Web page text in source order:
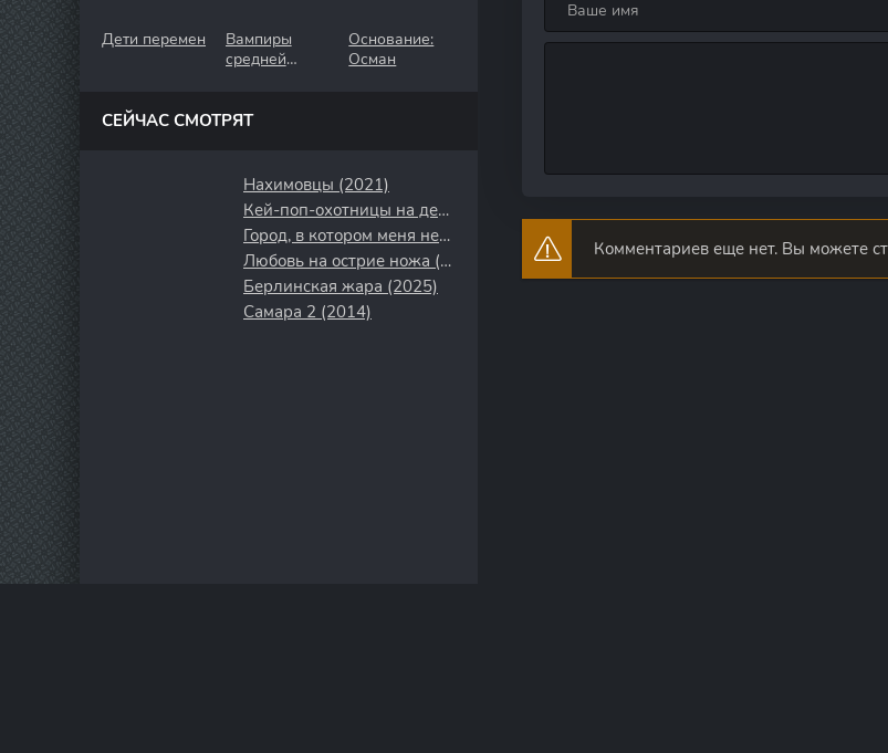
Комментариев еще нет. Вы можете
Дети перемен
Вампиры
средней
Основание:
Осман
СЕЙЧАС СМОТРЯТ
Нахимовцы (2021)
Кей-поп-охотницы на демонов (2025)
Город, в котором меня нет (2017)
Любовь на острие ножа (2007)
Берлинская жара (2025)
Самара 2 (2014)